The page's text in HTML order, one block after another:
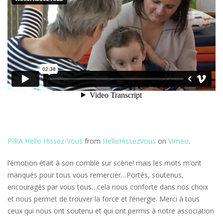
PIRA Hello Hissez-Vous from HelloHissezVous on Vimeo.
l’émotion était à son comble sur scène! mais les mots m’ont
manqués pour tous vous remercier…Portés, soutenus,
encouragés par vous tous…cela nous conforte dans nos choix
et nous permet de trouver la force et l’énergie. Merci à tous
ceux qui nous ont soutenu et qui ont permis à notre association